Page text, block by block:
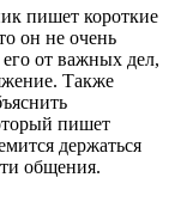
пишет короткие
он не очень
от важных дел,
Также
пишет
держаться
общения.